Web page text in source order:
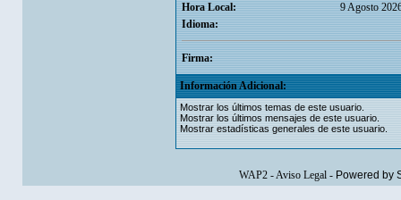
Hora Local:
9 Agosto
Idioma:
Firma:
Información Adicional:
Mostrar los últimos temas de este usuario.
Mostrar los últimos mensajes de este usuario.
Mostrar estadísticas generales de este usuario.
WAP2-Aviso Legal- Powered by